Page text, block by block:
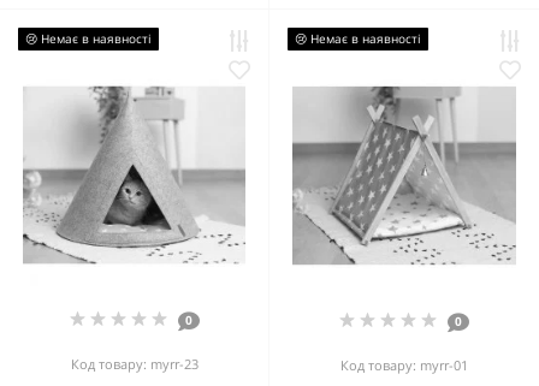
😢 Немає в наявності
0
Код товару: myrr-23
😢 Немає в наявності
0
Код товару: myrr-01